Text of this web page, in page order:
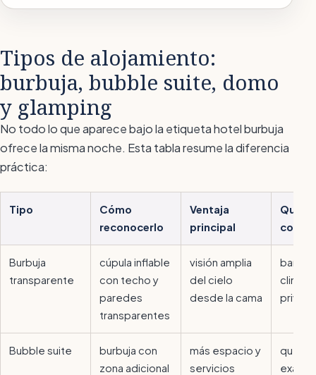
Tipos de alojamiento:
burbuja, bubble suite, domo
y glamping
No todo lo que aparece bajo la etiquetahotel burbuja
ofrece la misma noche. Esta tabla resume la diferencia
práctica:
Tipo
Cómo
reconocerlo
Ventaja
principal
Qué
Burbuja
transparente
cúpula inflable
con techo y
paredes
transparentes
visión amplia
del cielo
desde la cama
baño
Bubble suite
burbuja con
zona adicional
más espacio y
servicios
qué